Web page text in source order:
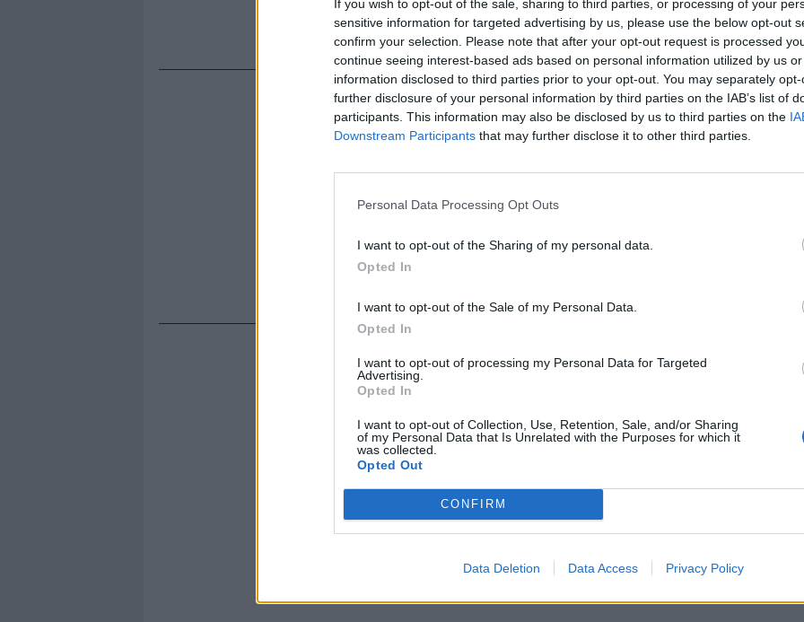
If you wish to opt-out of the sale, sharing to third parties, or processing of your
sensitive information for targeted advertising by us, please use the below opt-out
confirm your selection. Please note that after your opt-out request is processed
continue seeing interest-based ads based on personal information utilized by us
information disclosed to third parties prior to your opt-out. You may separately
further disclosure of your personal information by third parties on the IAB’s list of
participants. This information may also be disclosed by us to third parties on the
Downstream Participants that may further disclose it to other third parties.
Personal Data Processing Opt Outs
I want to opt-out of the Sharing of my personal data.
Opted In
I want to opt-out of the Sale of my Personal Data.
Opted In
I want to opt-out of processing my Personal Data for Targeted
Advertising.
Opted In
I want to opt-out of Collection, Use, Retention, Sale, and/or Sharing
of my Personal Data that Is Unrelated with the Purposes for which it
was collected.
Opted Out
CONFIRM
Data Deletion Data Access Privacy Policy
portato alcuni attivisti del movimento militante
nell'entourage di Michael Jackson.
Rudy Giuliani a Come States?
Trump, Meloni e la strategia
americana